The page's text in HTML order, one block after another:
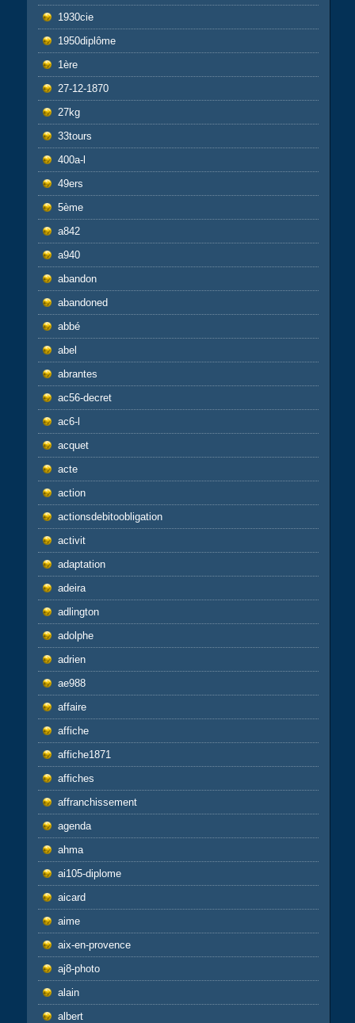
1930cie
1950diplôme
1ère
27-12-1870
27kg
33tours
400a-l
49ers
5ème
a842
a940
abandon
abandoned
abbé
abel
abrantes
ac56-decret
ac6-l
acquet
acte
action
actionsdebitoobligation
activit
adaptation
adeira
adlington
adolphe
adrien
ae988
affaire
affiche
affiche1871
affiches
affranchissement
agenda
ahma
ai105-diplome
aicard
aime
aix-en-provence
aj8-photo
alain
albert